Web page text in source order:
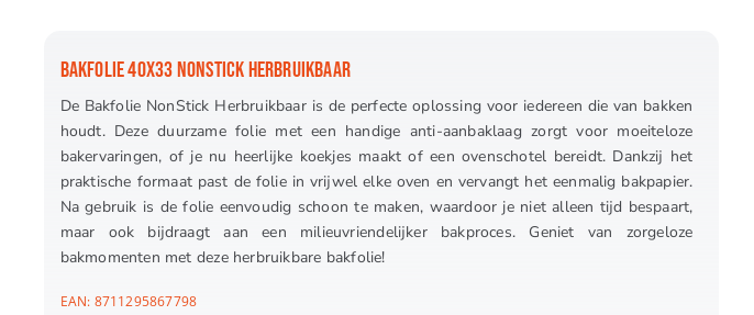
BAKFOLIE 40X33 NONSTICK HERBRUIKBAAR
De Bakfolie NonStick Herbruikbaar is de perfecte oplossing voor iedereen die van bakken
houdt. Deze duurzame folie met een handige anti-aanbaklaag zorgt voor moeiteloze
bakervaringen, of je nu heerlijke koekjes maakt of een ovenschotel bereidt. Dankzij het
praktische formaat past de folie in vrijwel elke oven en vervangt het eenmalig bakpapier.
Na gebruik is de folie eenvoudig schoon te maken, waardoor je niet alleen tijd bespaart,
maar ook bijdraagt aan een milieuvriendelijker bakproces. Geniet van zorgeloze
bakmomenten met deze herbruikbare bakfolie!
EAN: 8711295867798